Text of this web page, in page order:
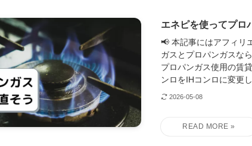
エネピを使ってプロ
📢 本記事にはアフィリ
ガスとプロパンガスな
プロパンガス使用の賃
ンロをIHコンロに変更し
2026-05-08